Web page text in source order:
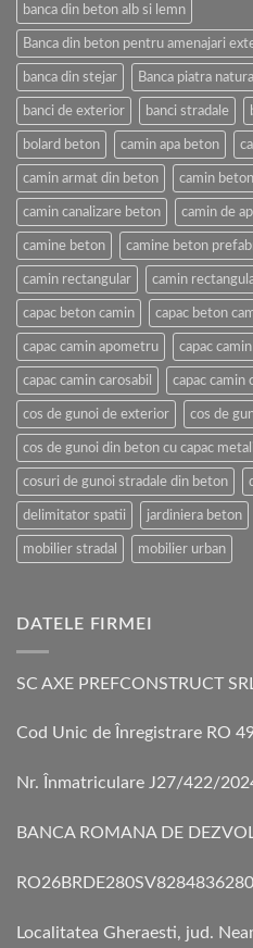
banca din beton alb si lemn
Banca din beton pentru amenajari
banca din stejar Banca piatra
banci de exterior banci stradale
bolard beton camin apa beton
camin armat din beton camin
camin canalizare beton camin de
camine beton camine beton
camin rectangular camin
capac beton camin capac beton
capac camin apometru capac
capac camin carosabil capac camin
cos de gunoi de exterior cos de
cos de gunoi din beton cu capac
cosuri de gunoi stradale din beton
delimitator spatii jardiniera beton
mobilier stradal mobilier urban
DATELE FIRMEI
SC AXE PREFCONSTRUCT
Cod Unic de Înregistrare RO
Nr. Înmatriculare J27/422/
BANCA ROMANA DE
Localitatea Gheraesti, jud.